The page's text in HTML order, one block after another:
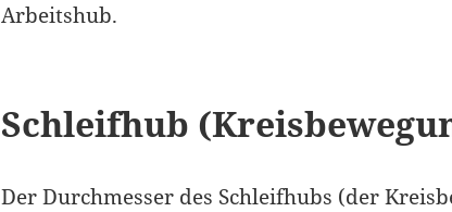
Arbeitshub.
Schleifhub
Der Durchmesser des Schleifhubs (der